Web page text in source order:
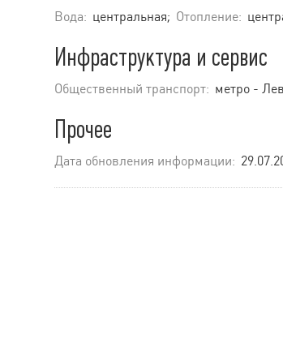
Вода: центральная; Отопление:
Инфраструктура и сервис
Общественный транспорт: метро -
Прочее
Дата обновления информации: